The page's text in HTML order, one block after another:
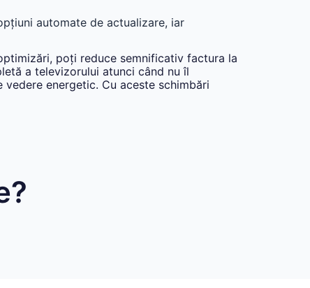
automate de actualizare, iar
poți reduce semnificativ factura la
a televizorului atunci când nu îl
energetic. Cu aceste schimbări